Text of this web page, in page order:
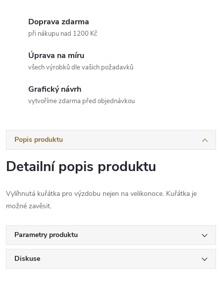
Doprava zdarma
při nákupu nad 1200 Kč
Úprava na míru
všech výrobků dle vašich požadavků
Grafický návrh
vytvoříme zdarma před objednávkou
Popis produktu
Detailní popis produktu
Vylíhnutá kuřátka pro výzdobu nejen na velikonoce. Kuřátka je
možné zavěsit.
Parametry produktu
Diskuse